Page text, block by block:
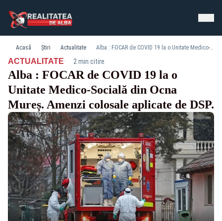
Acasă Știri Actualitate Alba : FOCAR de COVID 19 la o Unitate Medico-Socială din Ocna Mureș. Amenzi colosale aplicate de DSP.
ACTUALITATE· 2 min citire
Alba : FOCAR de COVID 19 la o
Unitate Medico-Socială din Ocna
Mureș. Amenzi colosale aplicate de DSP.